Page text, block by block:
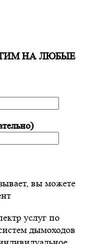
НА ЛЮБЫЕ
вы можете
услуг по
дымоходов